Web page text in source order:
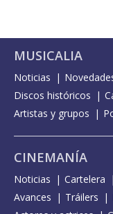
MUSICALIA
Noticias
Discos históricos
Artistas y grupos
CINEMANÍA
Noticias Cartelera
Avances
Tráilers